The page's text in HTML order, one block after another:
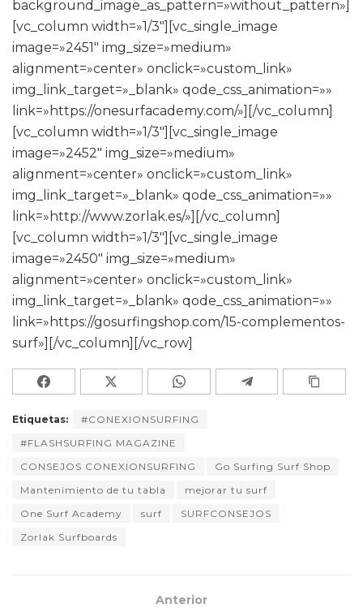
background_image_as_pattern=»without_pattern»]
[vc_column width=»1/3″][vc_single_image
image=»2451″ img_size=»medium»
alignment=»center» onclick=»custom_link»
img_link_target=»_blank» qode_css_animation=»»
link=»https://onesurfacademy.com/»][/vc_column]
[vc_column width=»1/3″][vc_single_image
image=»2452″ img_size=»medium»
alignment=»center» onclick=»custom_link»
img_link_target=»_blank» qode_css_animation=»»
link=»http://www.zorlak.es/»][/vc_column]
[vc_column width=»1/3″][vc_single_image
image=»2450″ img_size=»medium»
alignment=»center» onclick=»custom_link»
img_link_target=»_blank» qode_css_animation=»»
link=»https://gosurfingshop.com/15-complementos-
surf»][/vc_column][/vc_row]
Etiquetas:
#CONEXIONSURFING
#FLASHSURFING MAGAZINE
CONSEJOS CONEXIONSURFING
Go Surfing Surf Shop
Mantenimiento de tu tabla
mejorar tu surf
One Surf Academy
surf
SURFCONSEJOS
Zorlak Surfboards
Anterior